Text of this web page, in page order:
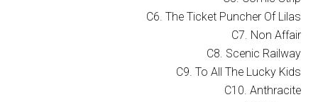
C6. The Ticket Puncher Of Lilas
C7. Non Affair
C8. Scenic Railway
C9. To All The Lucky Kids
C10. Anthracite